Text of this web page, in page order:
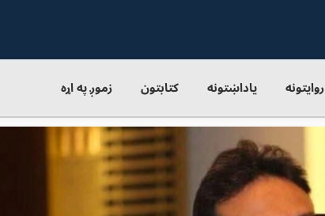
روایتونه یاداښتونه کتابتون زموږ په اړه